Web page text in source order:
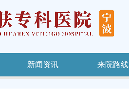
新闻资讯 来院路线